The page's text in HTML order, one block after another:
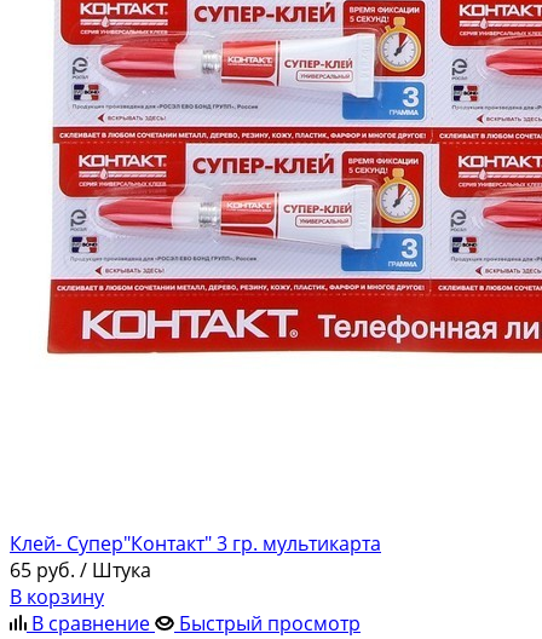
Клей- Супер"Контакт" 3 гр. мультикарта
65 руб. / Штука
В корзину
В сравнение
Быстрый просмотр